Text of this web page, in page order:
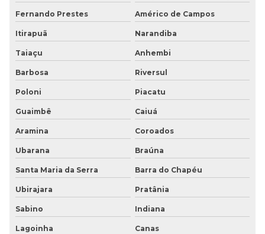
Fernando Prestes Américo de Campos
Itirapuã Narandiba
Taiaçu Anhembi
Barbosa Riversul
Poloni Piacatu
Guaimbê Caiuá
Aramina Coroados
Ubarana Braúna
Santa Maria da Serra Barra do Chapéu
Ubirajara Pratânia
Sabino Indiana
Lagoinha Canas